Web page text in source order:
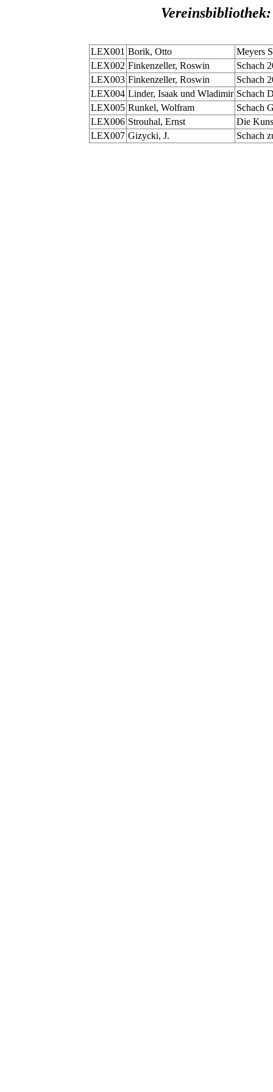
LEX001 Borik, Otto
Meyers
LEX002 Finkenzeller, Roswin
Schach
LEX003 Finkenzeller, Roswin
Schach
LEX004 Linder, Isaak und Wladimir Schach
LEX005 Runkel, Wolfram
Schach
LEX006 Strouhal, Ernst
Die
LEX007 Gizycki, J. Schach